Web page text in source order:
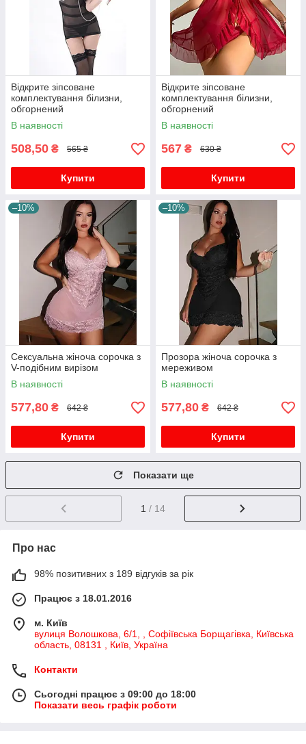
Відкрите зіпсоване
комплектування білизни,
обгорнений
В наявності
508,50 ₴ 565 ₴
Купити
Відкрите зіпсоване
комплектування білизни,
обгорнений
В наявності
567 ₴ 630 ₴
Купити
–10%
Сексуальна жіноча сорочка з
V-подібним вирізом
В наявності
577,80 ₴ 642 ₴
Купити
–10%
Прозора жіноча сорочка з
мереживом
В наявності
577,80 ₴ 642 ₴
Купити
Показати ще
1 / 14
Про нас
98% позитивних з 189 відгуків за рік
Працює з 18.01.2016
м. Київ
вулиця Волошкова, 6/1, , Софіївська Борщагівка, Київська
область, 08131 , Київ, Україна
Контакти
Сьогодні працює з 09:00 до 18:00
Показати весь графік роботи